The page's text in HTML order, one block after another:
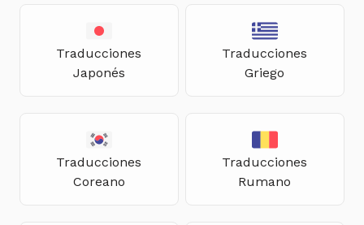
Traducciones
Japonés
Traducciones
Griego
Traducciones
Coreano
Traducciones
Rumano